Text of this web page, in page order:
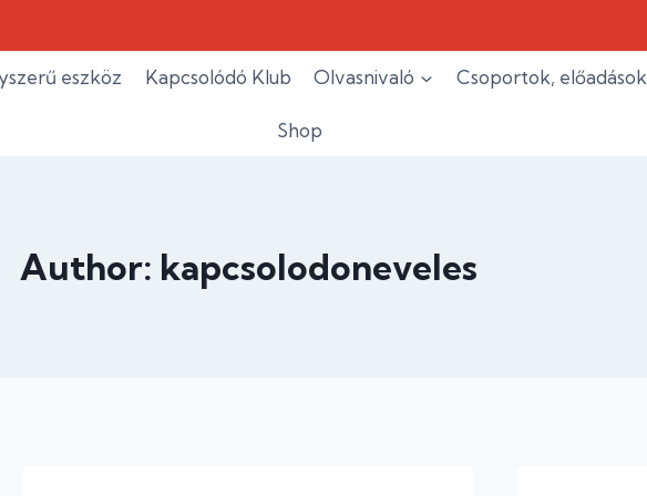
eszköz Kapcsolódó Klub Olvasnivaló Csoportok, előadások
Shop
Author: kapcsolodoneveles